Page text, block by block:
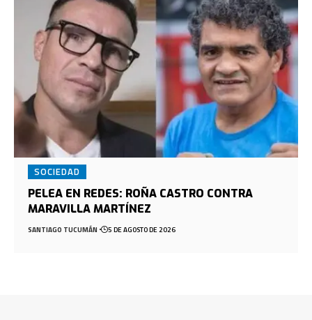
SOCIEDAD
PELEA EN REDES: ROÑA CASTRO CONTRA
MARAVILLA MARTÍNEZ
SANTIAGO TUCUMÁN 5 DE AGOSTO DE 2026